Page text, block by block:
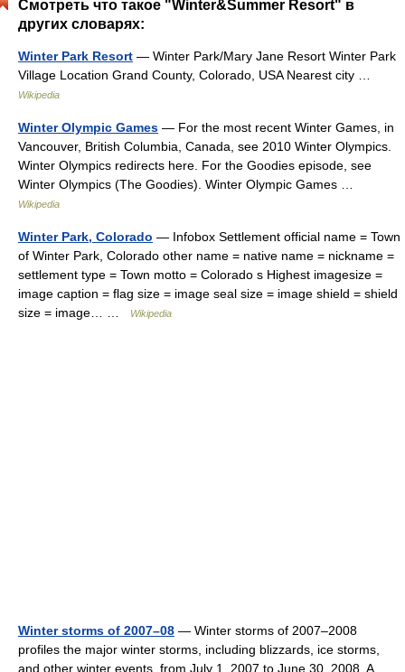
Смотреть что такое "Winter&Summer Resort" в
других словарях:
Winter Park Resort — Winter Park/Mary Jane Resort Winter Park
Village Location Grand County, Colorado, USA Nearest city …
Wikipedia
Winter Olympic Games — For the most recent Winter Games, in
Vancouver, British Columbia, Canada, see 2010 Winter Olympics.
Winter Olympics redirects here. For the Goodies episode, see
Winter Olympics (The Goodies). Winter Olympic Games …
Wikipedia
Winter Park, Colorado — Infobox Settlement official name = Town
of Winter Park, Colorado other name = native name = nickname =
settlement type = Town motto = Colorado s Highest imagesize =
image caption = flag size = image seal size = image shield = shield
size = image… …
Wikipedia
Winter storms of 2007–08 — Winter storms of 2007–2008
profiles the major winter storms, including blizzards, ice storms,
and other winter events, from July 1, 2007 to June 30, 2008. A